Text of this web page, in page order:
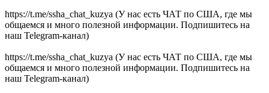
https://t.me/ssha_chat_kuzya (У нас есть ЧАТ по США, где мы
общаемся и много полезной информации. Подпишитесь на
наш Telegram-канал)
https://t.me/ssha_chat_kuzya (У нас есть ЧАТ по США, где мы
общаемся и много полезной информации. Подпишитесь на
наш Telegram-канал)